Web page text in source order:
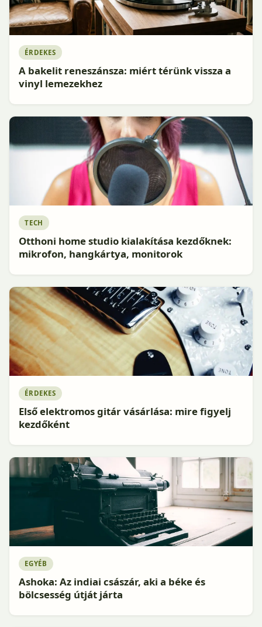
ÉRDEKES
A bakelit reneszánsza: miért térünk vissza a
vinyl lemezekhez
TECH
Otthoni home studio kialakítása kezdőknek:
mikrofon, hangkártya, monitorok
ÉRDEKES
Első elektromos gitár vásárlása: mire figyelj
kezdőként
EGYÉB
Ashoka: Az indiai császár, aki a béke és
bölcsesség útját járta